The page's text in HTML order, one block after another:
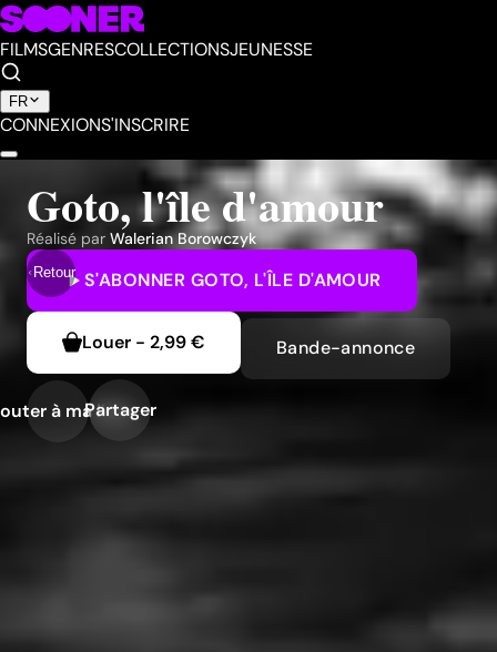
FILMSGENRESCOLLECTIONSJEUNESSE
FR
CONNEXIONS'INSCRIRE
Retour
Goto, l'île d'amour
Réalisé par Walerian Borowczyk
S'ABONNER GOTO, L'ÎLE D'AMOUR
Louer - 2,99 € Bande-annonce
à ma liste
Partager